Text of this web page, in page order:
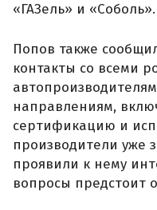
«ГАЗель» и «Соболь».
Попов также
контакты со всеми
направлениям,
сертификацию и
производители уже
проявили к нему
вопросы предстоит